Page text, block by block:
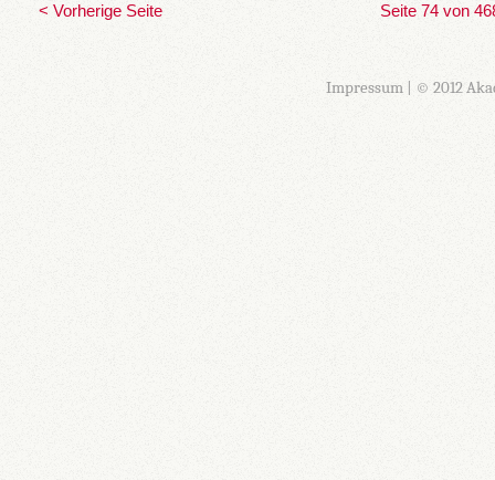
< Vorherige Seite Seite 74 von
Impressum| © 2012